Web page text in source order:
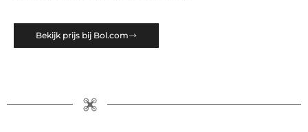
Bekijk prijs bij Bol.com